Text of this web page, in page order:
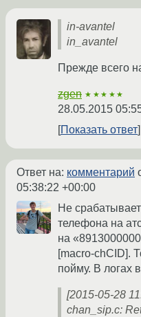
in-avantel
in_avantel
Прежде всего
zgen ★★★★★
28.05.2015
Показать ответ
Ответ на: комментарий
05:38:22 +00:00
Не срабатывает
телефона на
на
[macro-chCID].
пойму. В логах
[2015-05-28
chan_sip.c: